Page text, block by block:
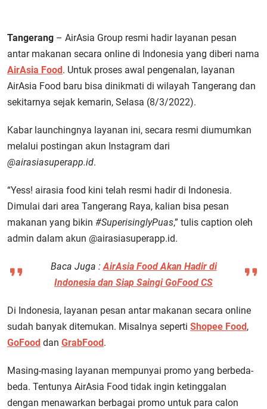
Tangerang – AirAsia Group resmi hadir layanan pesan
antar makanan secara online di Indonesia yang diberi nama
AirAsia Food. Untuk proses awal pengenalan, layanan
AirAsia Food baru bisa dinikmati di wilayah Tangerang dan
sekitarnya sejak kemarin, Selasa (8/3/2022).
Kabar launchingnya layanan ini, secara resmi diumumkan
melalui postingan akun Instagram dari
@airasiasuperapp.id.
“Yess! airasia food kini telah resmi hadir di Indonesia.
Dimulai dari area Tangerang Raya, kalian bisa pesan
makanan yang bikin #SuperisinglyPuas,” tulis caption oleh
admin dalam akun @airasiasuperapp.id.
Baca Juga :AirAsia Food Akan Hadir di
Indonesia dan Siap Saingi GoFood CS
Di Indonesia, layanan pesan antar makanan secara online
sudah banyak ditemukan. Misalnya seperti Shopee Food,
GoFood dan GrabFood.
Masing-masing layanan mempunyai promo yang berbeda-
beda. Tentunya AirAsia Food tidak ingin ketinggalan
dengan menawarkan berbagai promo untuk para calon